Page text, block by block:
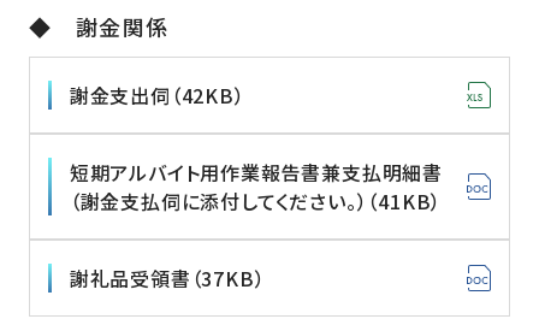
◆ 謝金関係
謝金支出伺（42KB）
短期アルバイト用作業報告書兼支払明細書
（謝金支払伺に添付してください。）（41KB）
謝礼品受領書（37KB）